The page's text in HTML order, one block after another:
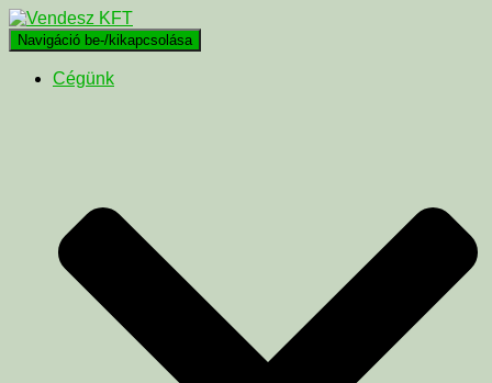
Navigáció be-/kikapcsolása
Cégünk